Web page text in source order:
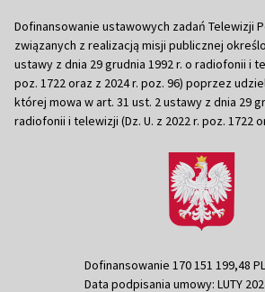
Dofinansowanie ustawowych zadań Telewizji
związanych z realizacją misji publicznej
ustawy z dnia 29 grudnia 1992 r. o radiofonii i
poz. 1722 oraz z 2024 r. poz. 96) poprzez
której mowa w art. 31 ust. 2 ustawy z dnia 29
radiofonii i telewizji (Dz. U. z 2022 r. poz. 1722
Dofinansowanie 170 151 199,48
Data podpisania umowy: LUTY